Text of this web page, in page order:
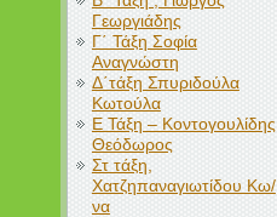
Γεωργιάδης
Γ΄ Τάξη Σοφία
Αναγνώστη
Δ΄τάξη Σπυριδούλα
Κωτούλα
Ε Τάξη – Κοντογουλίδης
Θεόδωρος
Στ τάξη,
Χατζηπαναγιωτίδου Κω/
να